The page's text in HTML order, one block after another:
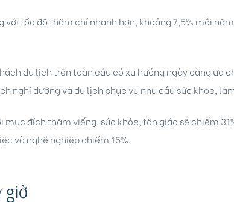
với tốc độ thậm chí nhanh hơn, khoảng 7,5% mỗi
du lịch trên toàn cầu có xu hướng ngày càng ưa
nghỉ dưỡng và du lịch phục vụ nhu cầu sức khỏe,
mục đích thăm viếng, sức khỏe, tôn giáo sẽ chiếm
và nghề nghiệp chiếm 15%.
giờ